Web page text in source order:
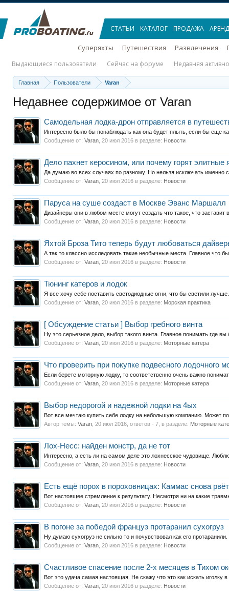
Главная Пользователи Varan
Недавнее содержимое от Varan
Самодельная лодка-дрон отправляется в
Интересно было бы понаблюдать как она будет плыть, если бы еще
Сообщение от: Varan 20 июл 2016 в разделе: Новости
Дело пахнет керосином, или почему горят элитные
Да думаю во всех случаях по разному. Но нельзя исключать именно
Сообщение от: Varan 20 июл 2016 в разделе: Новости
Паруса на суше создаст в Москве Эванс Маршалл
Дизайнеры они в любом месте могут создать что такое, что
Сообщение от: Varan 20 июл 2016 в разделе: Новости
Яхтой Броза Тито теперь будут любоваться
А так то классно исследовать такие необычные места. Главное что
Сообщение от: Varan 20 июл 2016 в разделе: Новости
Тюнинг катеров и лодок
Я все хочу себе поставить светодиодные огни, что бы светили
Сообщение от: Varan 20 июл 2016 в разделе: Морская практика
[ Обсуждение статьи ] Выбор гребного винта
Ну это серьезное дело, выбор такого винта. Главное понимать где
Сообщение от: Varan 20 июл 2016 в разделе: Моторные катера
Что проверить при покупке подвесного лодочного
Если берете моторную лодку, то соответственно очень важно
Сообщение от: Varan 20 июл 2016 в разделе: Моторные катера
Выбор недорогой и надежной лодки на 4ых
Вот все мечтаю купить себе лодку на небольшую компанию. Может
Автор темы: Varan 20 июл 2016 , ответов - 7, в разделе: Моторные
Лох-Несс: найден монстр, да не тот
Интересно, а есть ли на самом деле это лохнесское чудовище.
Сообщение от: Varan 20 июл 2016 в разделе: Новости
Есть ещё порох в пороховницах: Каммас снова
Вот настоящее стремление к результату. Несмотря ни на какие
Сообщение от: Varan 20 июл 2016 в разделе: Новости
В погоне за победой француз протаранил сухогруз
Ну думаю сухогруз не сильно то и почувствовал как его
Сообщение от: Varan 20 июл 2016 в разделе: Новости
Счастливое спасение после 2-х месяцев в Тихом
Вот это удача самая настоящая. Не скажу что это как искать иголку
Сообщение от: Varan 20 июл 2016 в разделе: Новости
СТАТЬИ КАТАЛОГ ПРОДАЖА
Суперяхты Путешествия Развлечения
Выдающиеся пользователи Сейчас на форуме Недавняя